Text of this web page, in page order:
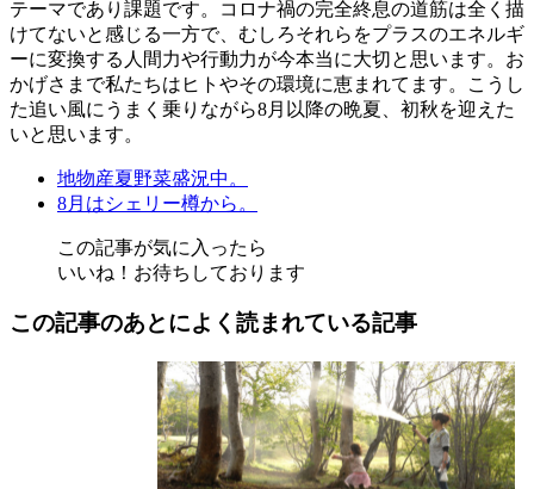
テーマであり課題です。コロナ禍の完全終息の道筋は全く描
けてないと感じる一方で、むしろそれらをプラスのエネルギ
ーに変換する人間力や行動力が今本当に大切と思います。お
かげさまで私たちはヒトやその環境に恵まれてます。こうし
た追い風にうまく乗りながら8月以降の晩夏、初秋を迎えた
いと思います。
地物産夏野菜盛況中。
8月はシェリー樽から。
この記事が気に入ったら
いいね！お待ちしております
この記事のあとによく読まれている記事